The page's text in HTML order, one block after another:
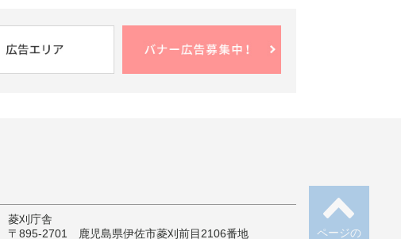
ページの
菱刈庁舎
〒895-2701 鹿児島県伊佐市菱刈前目2106番地